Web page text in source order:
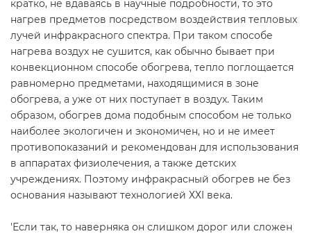
кратко, не вдаваясь в научные подробности, то это
нагрев предметов посредством воздействия тепловых
лучей инфракрасного спектра. При таком способе
нагрева воздух не сушится, как обычно бывает при
конвекционном способе обогрева, тепло поглощается
равномерно предметами, находящимися в зоне
обогрева, а уже от них поступает в воздух. Таким
образом, обогрев дома подобным способом не только
наиболее экологичен и экономичен, но и не имеет
противопоказаний и рекомендован для использования
в аппаратах физиолечения, а также детских
учреждениях. Поэтому инфракрасный обогрев не без
основания называют технологией ХХI века.
'Если так, то наверняка он слишком дорог или сложен